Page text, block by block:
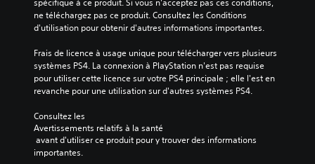
spécifique à ce produit. Si vous n'acceptez pas ces conditions,
ne téléchargez pas ce produit. Consultez les Conditions
d'utilisation pour obtenir d'autres informations importantes.
Frais de licence à usage unique pour télécharger vers plusieurs
systèmes PS4. La connexion à PlayStation n'est pas requise
pour utiliser cette licence sur votre PS4 principale ; elle l'est en
revanche pour une utilisation sur d'autres systèmes PS4.
Consultez les
Avertissements relatifs à la santé
importantes.